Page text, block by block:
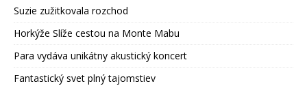
Suzie zužitkovala rozchod
Horkýže Slíže cestou na Monte Mabu
Para vydáva unikátny akustický koncert
Fantastický svet plný tajomstiev